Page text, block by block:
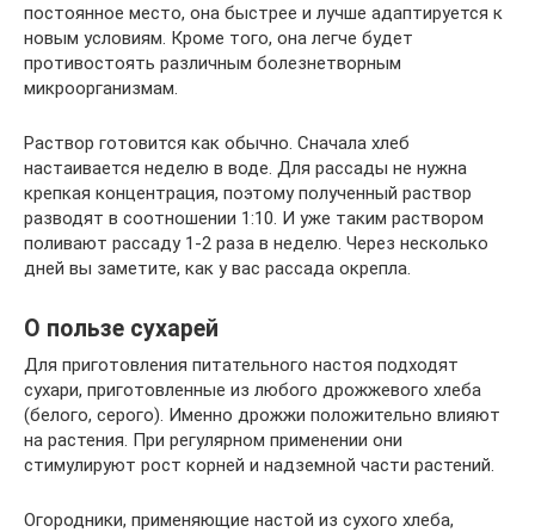
постоянное место, она быстрее и лучше адаптируется к
новым условиям. Кроме того, она легче будет
противостоять различным болезнетворным
микроорганизмам.
Раствор готовится как обычно. Сначала хлеб
настаивается неделю в воде. Для рассады не нужна
крепкая концентрация, поэтому полученный раствор
разводят в соотношении 1:10. И уже таким раствором
поливают рассаду 1-2 раза в неделю. Через несколько
дней вы заметите, как у вас рассада окрепла.
О пользе сухарей
Для приготовления питательного настоя подходят
сухари, приготовленные из любого дрожжевого хлеба
(белого, серого). Именно дрожжи положительно влияют
на растения. При регулярном применении они
стимулируют рост корней и надземной части растений.
Огородники, применяющие настой из сухого хлеба,